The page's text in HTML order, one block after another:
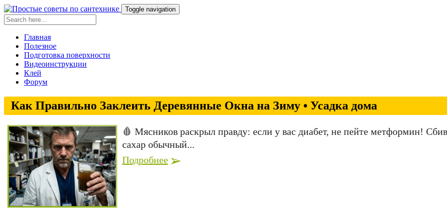
Toggle navigation
Главная
Полезное
Подготовка поверхности
Видеоинструкции
Клей
Форум
Как Правильно Заклеить Деревянные Окна на Зиму • Усадка дома
🩸 Мясников раскрыл правду: если у вас диабет, не пейте метформин!
сахар обычный...
Подробнее